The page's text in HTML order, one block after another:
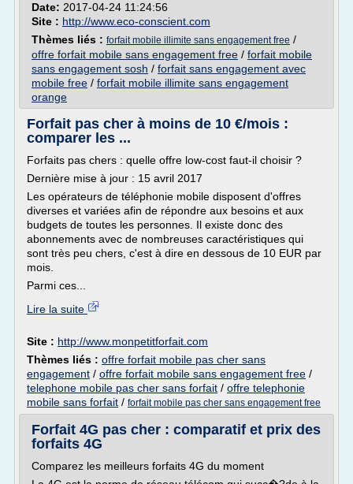
Date: 2017-04-24 11:24:56
Site : http://www.eco-conscient.com
Thèmes liés : forfait mobile illimite sans engagement free /
offre forfait mobile sans engagement free / forfait mobile
sans engagement sosh / forfait sans engagement avec
mobile free / forfait mobile illimite sans engagement
orange
Forfait pas cher à moins de 10 €/mois :
comparer les ...
Forfaits pas chers : quelle offre low-cost faut-il choisir ?
Dernière mise à jour : 15 avril 2017
Les opérateurs de téléphonie mobile disposent d'offres
diverses et variées afin de répondre aux besoins et aux
budgets de toutes les personnes. Il existe donc des
abonnements avec de nombreuses caractéristiques qui
sont très peu chers, c'est à dire en dessous de 10 EUR par
mois.
Parmi ces...
Lire la suite
Site : http://www.monpetitforfait.com
Thèmes liés : offre forfait mobile pas cher sans
engagement / offre forfait mobile sans engagement free /
telephone mobile pas cher sans forfait / offre telephonie
mobile sans forfait / forfait mobile pas cher sans engagement free
Forfait 4G pas cher : comparatif et prix des
forfaits 4G
Comparez les meilleurs forfaits 4G du moment